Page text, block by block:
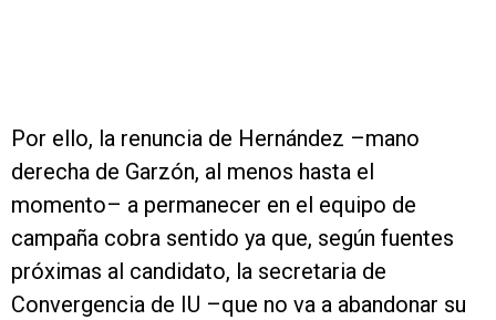
Por ello, la renuncia de Hernández –mano
derecha de Garzón, al menos hasta el
momento– a permanecer en el equipo de
campaña cobra sentido ya que, según fuentes
próximas al candidato, la secretaria de
Convergencia de IU –que no va a abandonar su